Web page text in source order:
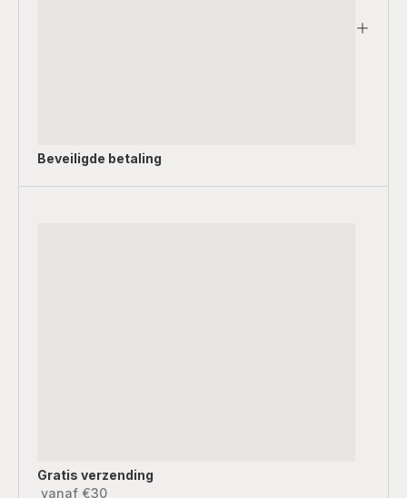
Beveiligde betaling
Gratis verzending
vanaf €30